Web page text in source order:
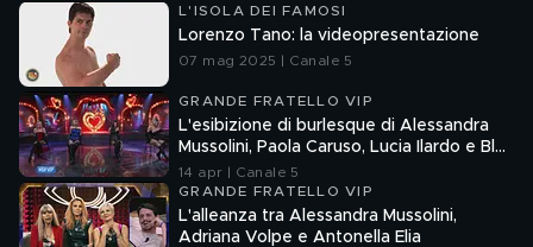
L'ISOLA DEI FAMOSI
Lorenzo Tano: la videopresentazione
07 mag 2025 | Canale 5
GRANDE FRATELLO VIP
L'esibizione di burlesque di Alessandra
Mussolini, Paola Caruso, Lucia Ilardo e Blu
Barbara Prezia
14 apr | Canale 5
GRANDE FRATELLO VIP
L'alleanza tra Alessandra Mussolini,
Adriana Volpe e Antonella Elia